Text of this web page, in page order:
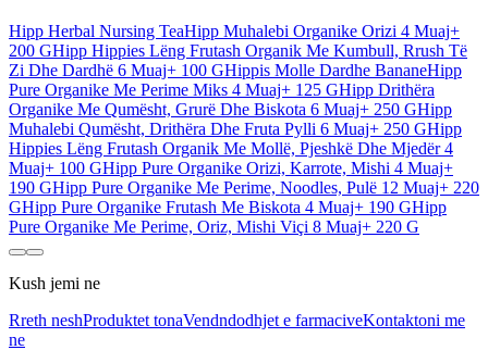
Hipp Herbal Nursing TeaHipp Muhalebi Organike Orizi 4 Muaj+
200 GHipp Hippies Lëng Frutash Organik Me Kumbull, Rrush Të
Zi Dhe Dardhë 6 Muaj+ 100 GHippis Molle Dardhe BananeHipp
Pure Organike Me Perime Miks 4 Muaj+ 125 GHipp Drithëra
Organike Me Qumësht, Grurë Dhe Biskota 6 Muaj+ 250 GHipp
Muhalebi Qumësht, Drithëra Dhe Fruta Pylli 6 Muaj+ 250 GHipp
Hippies Lëng Frutash Organik Me Mollë, Pjeshkë Dhe Mjedër 4
Muaj+ 100 GHipp Pure Organike Orizi, Karrote, Mishi 4 Muaj+
190 GHipp Pure Organike Me Perime, Noodles, Pulë 12 Muaj+ 220
GHipp Pure Organike Frutash Me Biskota 4 Muaj+ 190 GHipp
Pure Organike Me Perime, Oriz, Mishi Viçi 8 Muaj+ 220 G
Kush jemi ne
Rreth neshProduktet tonaVendndodhjet e farmaciveKontaktoni me
ne